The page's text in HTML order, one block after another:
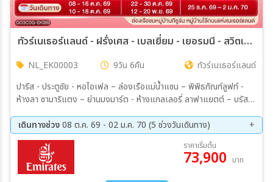
ทัวร์เนเธอร์แลนด์ - ฝรั่งเศส - เบลเยี่ยม - เยอรมนี - สวิตเซอร์แลนด์ ช็อกโกแลตหวานจัง อัมสเตอร์ดัมหวานใจ 9วัน 6คืน (EK)
NL_EK00003 9วัน 6คืน
ทัวร์เนเธอร์แลนด์
ปารีส - ประตูชัย - หอไอเฟล – ล่องเรือแม่น้ำแซน – พิพิธภัณฑ์ลูฟท์ -
ห้างลา ซามาริแตง – ย่านมงมาร์ต - ห้างแกลเลอรี่ ลาฟาแยตต์ – บรัส
กระจก – สถาบันสอนการเจียระไนเพชร - จัตุรัสดัมสแควร์ – หมู่บ้านกีธู์น
–ล่องเรือชมหหมู่บ้านกีธูร์น - ดุสเซนดอร์ฟ - โคโลญ – มหาวิหารโคโลญ -
แฟรงก์เฟิร์ต – จตุรัสโรเมอร์ - แฟรงค์เฟิร์ต – สตราสบูร์ก – กอลมาร์ -
ซูริค – ซุก – ลูเซิร์น – ยอดเขาทิตลิส
เดินทางช่วง08 ต.ค. 69 - 02 ม.ค. 70 (5 ช่วงวันเดินทาง)
08 ต.ค. 69 - 16 ต.ค. 69
10 ต.ค. 69 - 18 ต.ค. 69
22 ต.ค. 69 - 30 ต.ค. 69
12 พ.ย. 69 - 20 พ.ย. 69
25 ธ.ค. 69 - 02 ม.ค. 70
ราคาเริ่มต้น
73,900 บาท